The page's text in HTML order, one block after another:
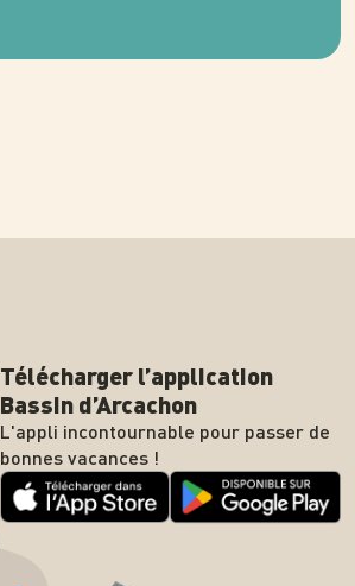
Télécharger l’application
Bassin d’Arcachon
L'appli incontournable pour passer de
bonnes vacances !